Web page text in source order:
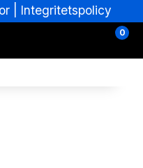
| Integritetspolicy
0